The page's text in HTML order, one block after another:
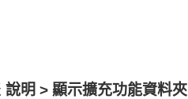
說明 > 顯示擴充功能資料夾